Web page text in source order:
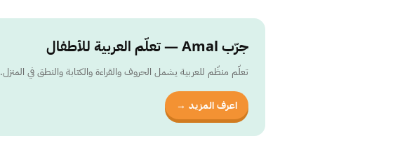
جرّب Amal — تعلّم العربية للأطفال
تعلّم منظّم للعربية يشمل الحروف والقراءة والكتابة والنطق في المنزل.
اعرف المزيد →